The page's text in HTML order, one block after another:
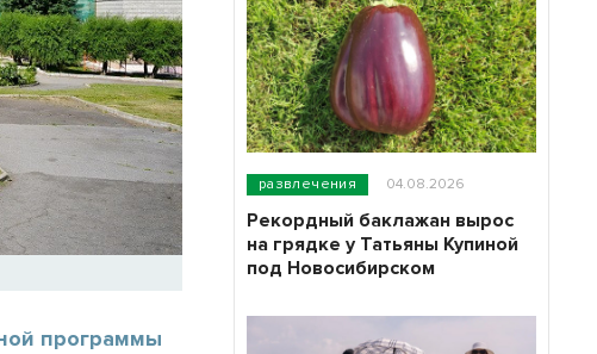
программы
развлечения 04.08.2026
Рекордный баклажан вырос
на грядке у Татьяны Купиной
под Новосибирском